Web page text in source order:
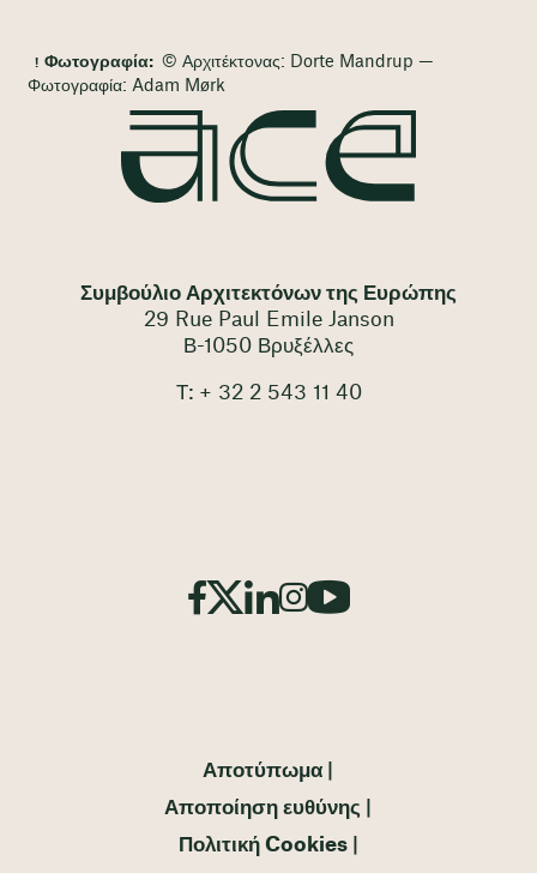
Φωτογραφία: © Αρχιτέκτονας: Dorte Mandrup —
Φωτογραφία: Adam Mørk
Συμβούλιο Αρχιτεκτόνων της Ευρώπης
29 Rue Paul Emile Janson
Β-1050 Βρυξέλλες
Τ: + 32 2 543 11 40
Αποτύπωμα
Αποποίηση ευθύνης
Πολιτική Cookies